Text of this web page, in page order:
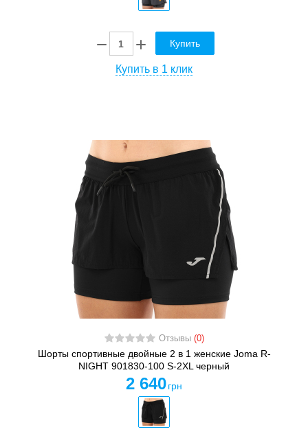
Купить
Купить в 1 клик
Отзывы (0)
Шорты спортивные двойные 2 в 1 женские Joma R-
NIGHT 901830-100 S-2XL черный
2 640 грн